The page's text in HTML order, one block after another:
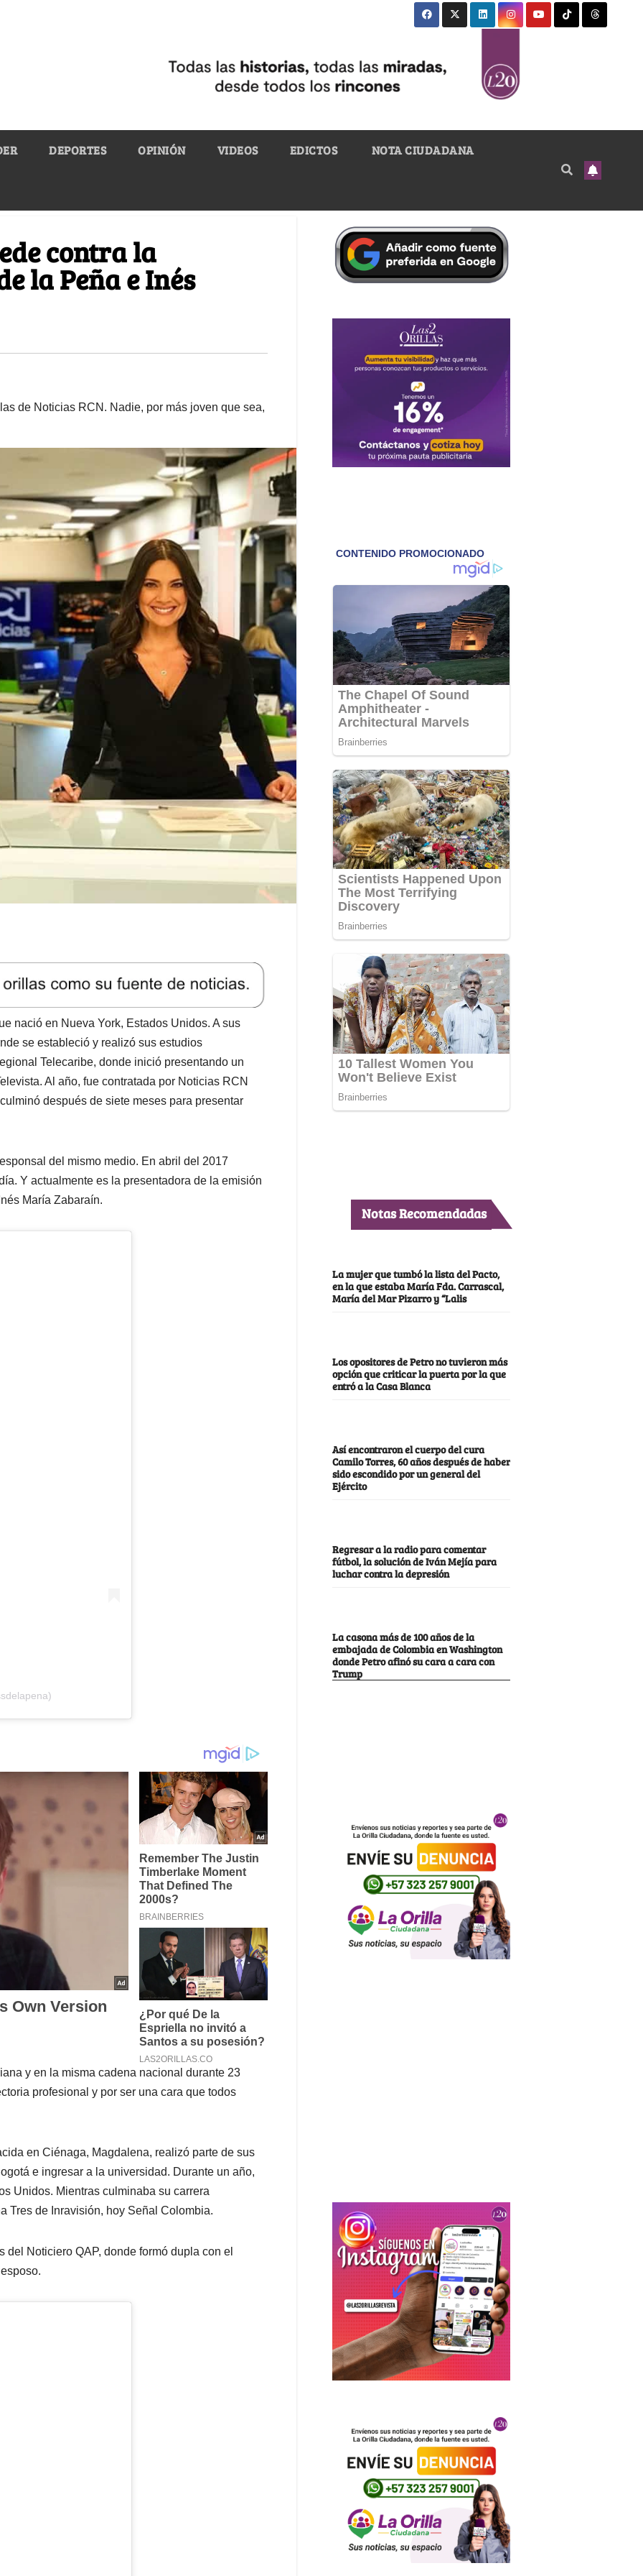
DEPORTES OPINIÓN VIDEOS EDICTOS NOTA CIUDADANA
contra la
la Peña e Inés
de Noticias RCN. Nadie, por más joven que sea,
nació en Nueva York, Estados Unidos. A sus
se estableció y realizó sus estudios
Telecaribe, donde inició presentando un
Al año, fue contratada por Noticias RCN
después de siete meses para presentar
del mismo medio. En abril del 2017
Y actualmente es la presentadora de la emisión
María Zabaraín.
y en la misma cadena nacional durante 23
profesional y por ser una cara que todos
en Ciénaga, Magdalena, realizó parte de sus
e ingresar a la universidad. Durante un año,
Unidos. Mientras culminaba su carrera
Tres de Inravisión, hoy Señal Colombia.
Noticiero QAP, donde formó dupla con el
Notas Recomendadas
La mujer que tumbó la lista del Pacto,
en la que estaba María Fda. Carrascal,
María del Mar Pizarro y “Lalis
Los opositores de Petro no tuvieron más
opción que criticar la puerta por la que
entró a la Casa Blanca
Así encontraron el cuerpo del cura
Camilo Torres, 60 años después de haber
sido escondido por un general del
Ejército
Regresar a la radio para comentar
fútbol, la solución de Iván Mejía para
luchar contra la depresión
La casona más de 100 años de la
embajada de Colombia en Washington
donde Petro afinó su cara a cara con
Trump